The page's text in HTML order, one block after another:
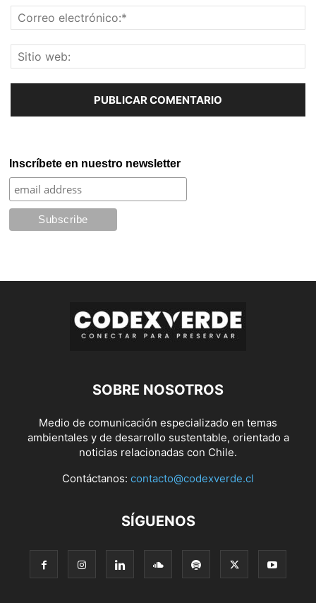
Inscríbete en nuestro newsletter
SOBRE NOSOTROS
Medio de comunicación especializado en temas
ambientales y de desarrollo sustentable, orientado a
noticias relacionadas con Chile.
Contáctanos: contacto@codexverde.cl
SÍGUENOS